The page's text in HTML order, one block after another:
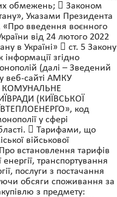
обмежень;  Законом
Указами Президента
«Про введення воєнного
від 24 лютого 2022
в Україні»  ст. 5 Закону
згідно
(далі – Зведений
веб-сайті АМКУ
КОМУНАЛЬНЕ
(КИЇВСЬКОЇ
код
у сфері
 Тарифами, що
військової
встановлення тарифів
транспортування
послуги з постачання
обсяги споживання за
з предмету: